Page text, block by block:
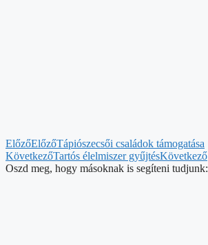
ElőzőElőzőTápiószecsői családok támogatása
KövetkezőTartós élelmiszer gyűjtésKövetkező
Oszd meg, hogy másoknak is segíteni tudjunk: